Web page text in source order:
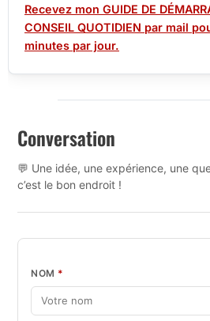
Recevez mon GUIDE DE
CONSEIL QUOTIDIEN par mail
minutes par jour.
Conversation
💬 Une idée, une expérience, une
c’est le bon endroit !
NOM *